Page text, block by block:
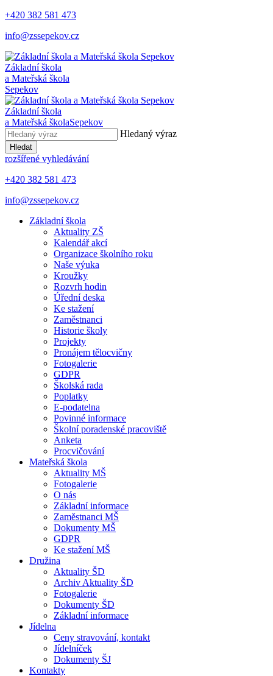
+420 382 581 473
info@zssepekov.cz
Základní škola
a Mateřská škola
Sepekov
Základní škola
a Mateřská školaSepekov
Hledaný výraz
Hledat
rozšířené vyhledávání
+420 382 581 473
info@zssepekov.cz
Základní škola
Aktuality ZŠ
Kalendář akcí
Organizace školního roku
Naše výuka
Kroužky
Rozvrh hodin
Úřední deska
Ke stažení
Zaměstnanci
Historie školy
Projekty
Pronájem tělocvičny
Fotogalerie
GDPR
Školská rada
Poplatky
E-podatelna
Povinné informace
Školní poradenské pracoviště
Anketa
Procvičování
Mateřská škola
Aktuality MŠ
Fotogalerie
O nás
Základní informace
Zaměstnanci MŠ
Dokumenty MŠ
GDPR
Ke stažení MŠ
Družina
Aktuality ŠD
Archiv Aktuality ŠD
Fotogalerie
Dokumenty ŠD
Základní informace
Jídelna
Ceny stravování, kontakt
Jídelníček
Dokumenty ŠJ
Kontakty